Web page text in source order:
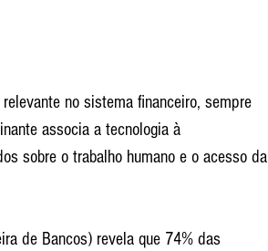
no sistema financeiro, sempre
associa a tecnologia à
sobre o trabalho humano e o acesso da
de Bancos) revela que 74% das